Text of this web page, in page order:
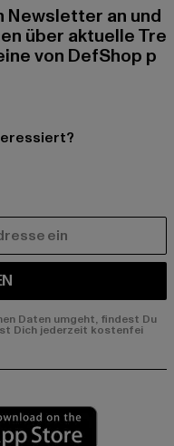
Newsletter an und
über aktuelle Tre
von DefShop p
Daten umgeht, findest Du
Dich jederzeit kostenfei